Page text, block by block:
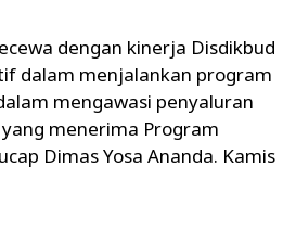
dengan kinerja Disdikbud
dalam menjalankan program
mengawasi penyaluran
menerima Program
Dimas Yosa Ananda. Kamis